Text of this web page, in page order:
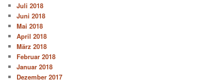
Juli 2018
Juni 2018
Mai 2018
April 2018
März 2018
Februar 2018
Januar 2018
Dezember 2017